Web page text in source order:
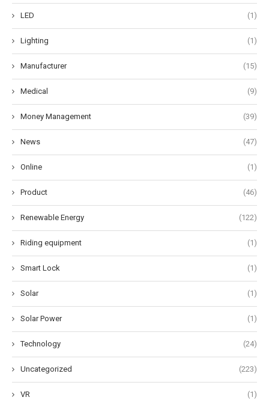
LED (1)
Lighting (1)
Manufacturer (15)
Medical (9)
Money Management (39)
News (47)
Online (1)
Product (46)
Renewable Energy (122)
Riding equipment (1)
Smart Lock (1)
Solar (1)
Solar Power (1)
Technology (24)
Uncategorized (223)
VR (1)